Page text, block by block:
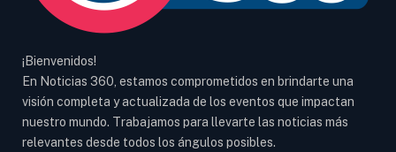
¡Bienvenidos!
En Noticias 360, estamos comprometidos en brindarte una
visión completa y actualizada de los eventos que impactan
nuestro mundo. Trabajamos para llevarte las noticias más
relevantes desde todos los ángulos posibles.